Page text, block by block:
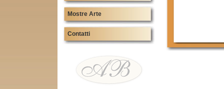
Mostre Arte
Contatti